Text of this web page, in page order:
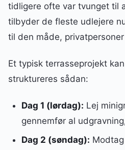
tidligere ofte var tvunget til
tilbyder de fleste udlejere
til den måde,
Et typisk terrasseprojekt
struktureres sådan:
Dag 1 (lørdag): Lej
gennemfør al
Dag 2 (søndag):